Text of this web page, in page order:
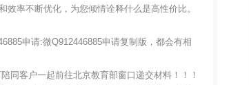
率不断优化，为您倾情诠释什么是高性价比。
申请:微Q912446885申请复制版，都会有相
同客户一起前往北京教育部窗口递交材料！！！